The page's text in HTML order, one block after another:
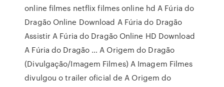
online filmes netflix filmes online hd A Fúria do
Dragão Online Download A Fúria do Dragão
Assistir A Fúria do Dragão Online HD Download
A Fúria do Dragão … A Origem do Dragão
(Divulgação/Imagem Filmes) A Imagem Filmes
divulgou o trailer oficial de A Origem do